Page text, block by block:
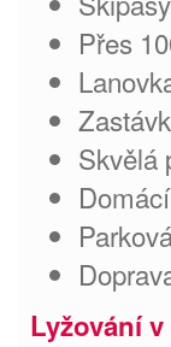
Přes
Skvělá
Lyžování